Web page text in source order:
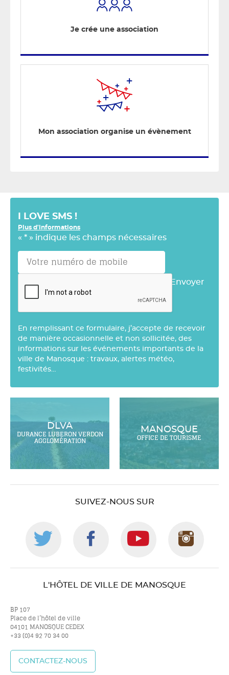
Je crée une association
Mon association organise un évènement
I LOVE SMS !
Plus d'informations
« * » indique les champs nécessaires
Envoyer
En remplissant ce formulaire, j’accepte de recevoir
de manière occasionnelle et non sollicitée, des
informations sur les événements importants de la
ville de Manosque : travaux, alertes météo,
festivités…
DLVA
DURANCE LUBERON VERDON
AGGLOMÉRATION
MANOSQUE
OFFICE DE TOURISME
SUIVEZ-NOUS SUR
Suivez-
nous
sur
twitter
Suivez-
nous
facebook
Suivez-
nous
L'HÔTEL DE VILLE DE MANOSQUE
BP 107
Place de l’hôtel de ville
04101 MANOSQUE CEDEX
+33 (0)4 92 70 34 00
CONTACTEZ-NOUS